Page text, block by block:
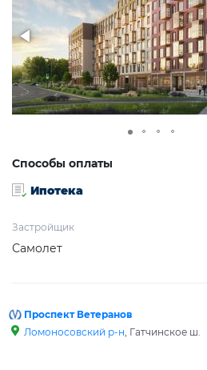
Способы оплаты
Ипотека
Застройщик
Самолет
Проспект Ветеранов
Ломоносовский р-н, Гатчинское ш.